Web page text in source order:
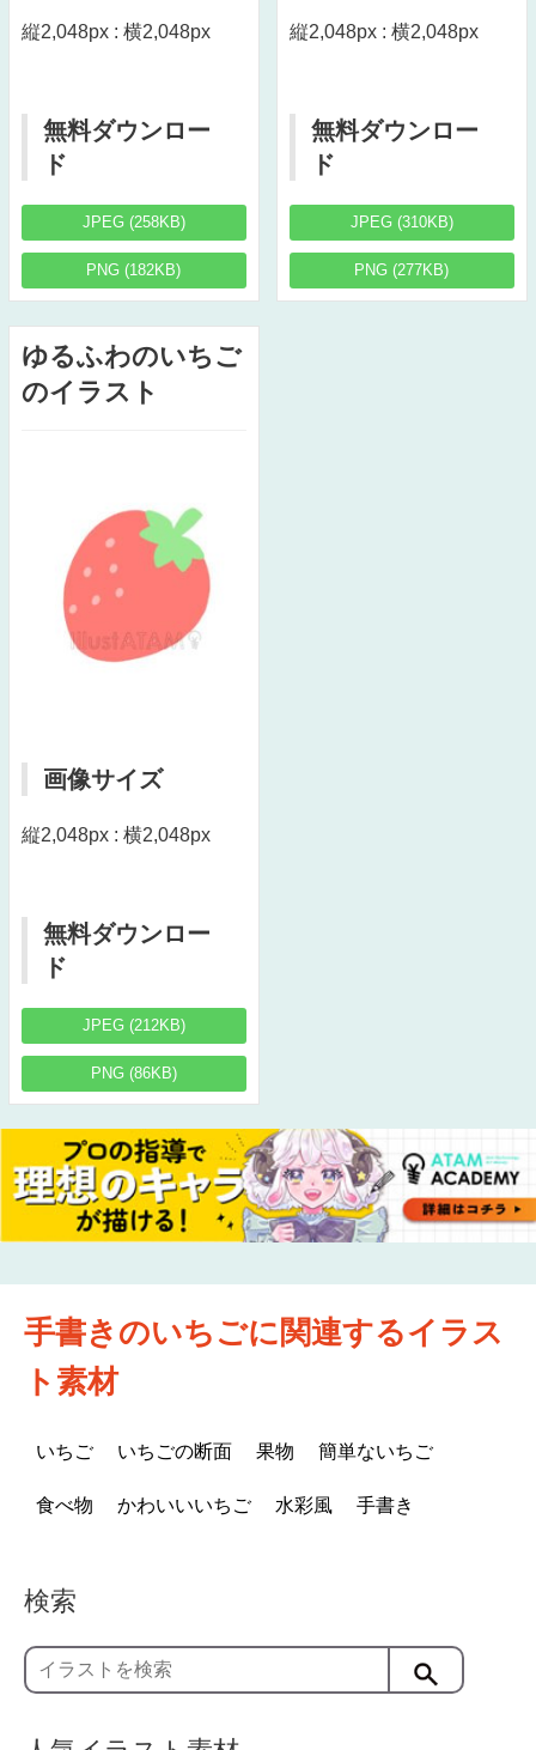
縦2,048px : 横2,048px
無料ダウンロー
ド
JPEG (258KB)
PNG (182KB)
縦2,048px : 横2,048px
無料ダウンロー
ド
JPEG (310KB)
PNG (277KB)
ゆるふわのいちご
のイラスト
画像サイズ
縦2,048px : 横2,048px
無料ダウンロー
ド
JPEG (212KB)
PNG (86KB)
手書きのいちごに関連するイラス
ト素材
いちご いちごの断面 果物 簡単ないちご
食べ物 かわいいいちご 水彩風 手書き
検索